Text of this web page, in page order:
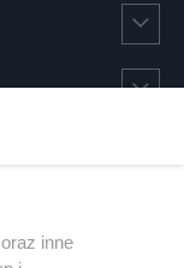
inne